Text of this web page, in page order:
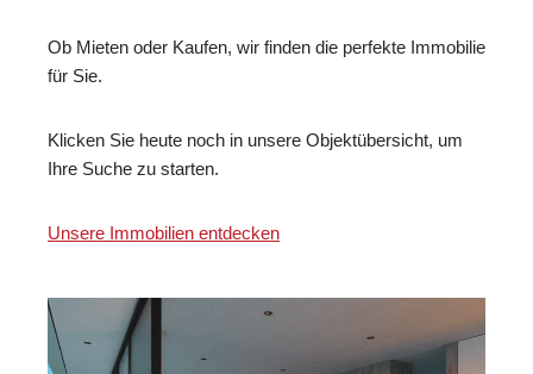
Ob Mieten oder Kaufen, wir finden die perfekte Immobilie
für Sie.
Klicken Sie heute noch in unsere Objektübersicht, um
Ihre Suche zu starten.
Unsere Immobilien entdecken